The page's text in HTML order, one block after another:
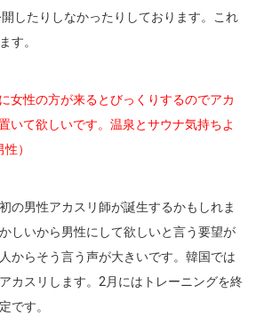
したりしなかったりしております。これ
す。
女性の方が来るとびっくりするのでアカ
いて欲しいです。温泉とサウナ気持ちよ
）
の男性アカスリ師が誕生するかもしれま
しいから男性にして欲しいと言う要望が
からそう言う声が大きいです。韓国では
カスリします。2月にはトレーニングを終
です。